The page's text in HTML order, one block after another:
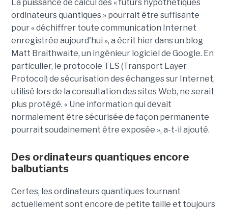
La puissance de calcul des « futurs hypothétiques
ordinateurs quantiques » pourrait être suffisante
pour « déchiffrer toute communication Internet
enregistrée aujourd'hui », a écrit hier dans un blog
Matt Braithwaite, un ingénieur logiciel de Google. En
particulier, le protocole TLS (Transport Layer
Protocol) de sécurisation des échanges sur Internet,
utilisé lors de la consultation des sites Web, ne serait
plus protégé. « Une information qui devait
normalement être sécurisée de façon permanente
pourrait soudainement être exposée », a-t-il ajouté.
Des ordinateurs quantiques encore
balbutiants
Certes, les ordinateurs quantiques tournant
actuellement sont encore de petite taille et toujours